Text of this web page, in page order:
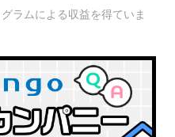
ラムによる収益を得ていま